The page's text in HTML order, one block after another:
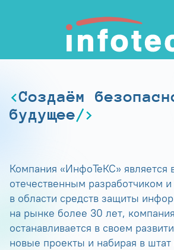
Создаём
будущее
Компания «ИнфоТеКС» является
отечественным разработчиком
в области средств защиты
на рынке более 30 лет,
останавливается в своем
новые проекты и набирая в